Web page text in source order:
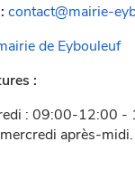
:contact@mairie-
de Eybouleuf
:
:09:00-12:00 -
après-midi.